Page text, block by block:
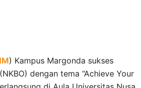
) Kampus Margonda sukses
dengan tema “Achieve Your